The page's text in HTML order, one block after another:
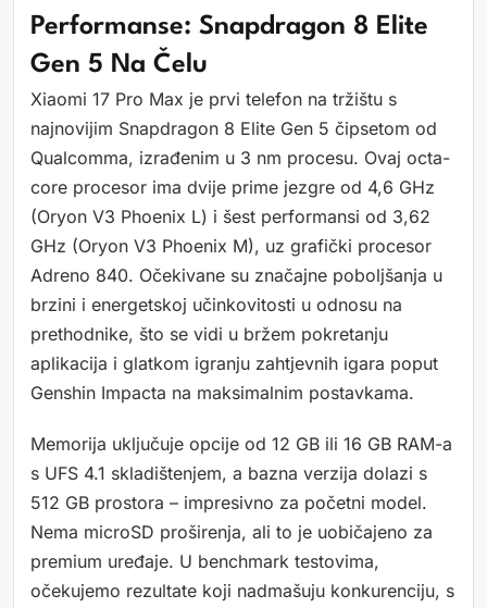
Performanse: Snapdragon 8 Elite
Gen 5 Na Čelu
Xiaomi 17 Pro Max je prvi telefon na tržištu s
najnovijim Snapdragon 8 Elite Gen 5 čipsetom od
Qualcomma, izrađenim u 3 nm procesu. Ovaj octa-
core procesor ima dvije prime jezgre od 4,6 GHz
(Oryon V3 Phoenix L) i šest performansi od 3,62
GHz (Oryon V3 Phoenix M), uz grafički procesor
Adreno 840. Očekivane su značajne poboljšanja u
brzini i energetskoj učinkovitosti u odnosu na
prethodnike, što se vidi u bržem pokretanju
aplikacija i glatkom igranju zahtjevnih igara poput
Genshin Impacta na maksimalnim postavkama.
Memorija uključuje opcije od 12 GB ili 16 GB RAM-a
s UFS 4.1 skladištenjem, a bazna verzija dolazi s
512 GB prostora – impresivno za početni model.
Nema microSD proširenja, ali to je uobičajeno za
premium uređaje. U benchmark testovima,
očekujemo rezultate koji nadmašuju konkurenciju, s